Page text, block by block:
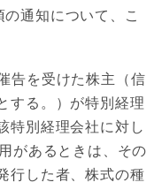
通知について、こ
告を受けた株主（信
する。）が特別経理
特別経理会社に対し
があるときは、その
行した者、株式の種